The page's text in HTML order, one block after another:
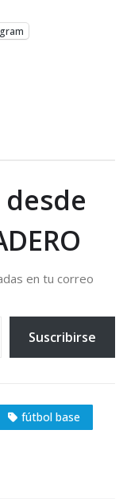
en tu correo
Suscribirse
fútbol base